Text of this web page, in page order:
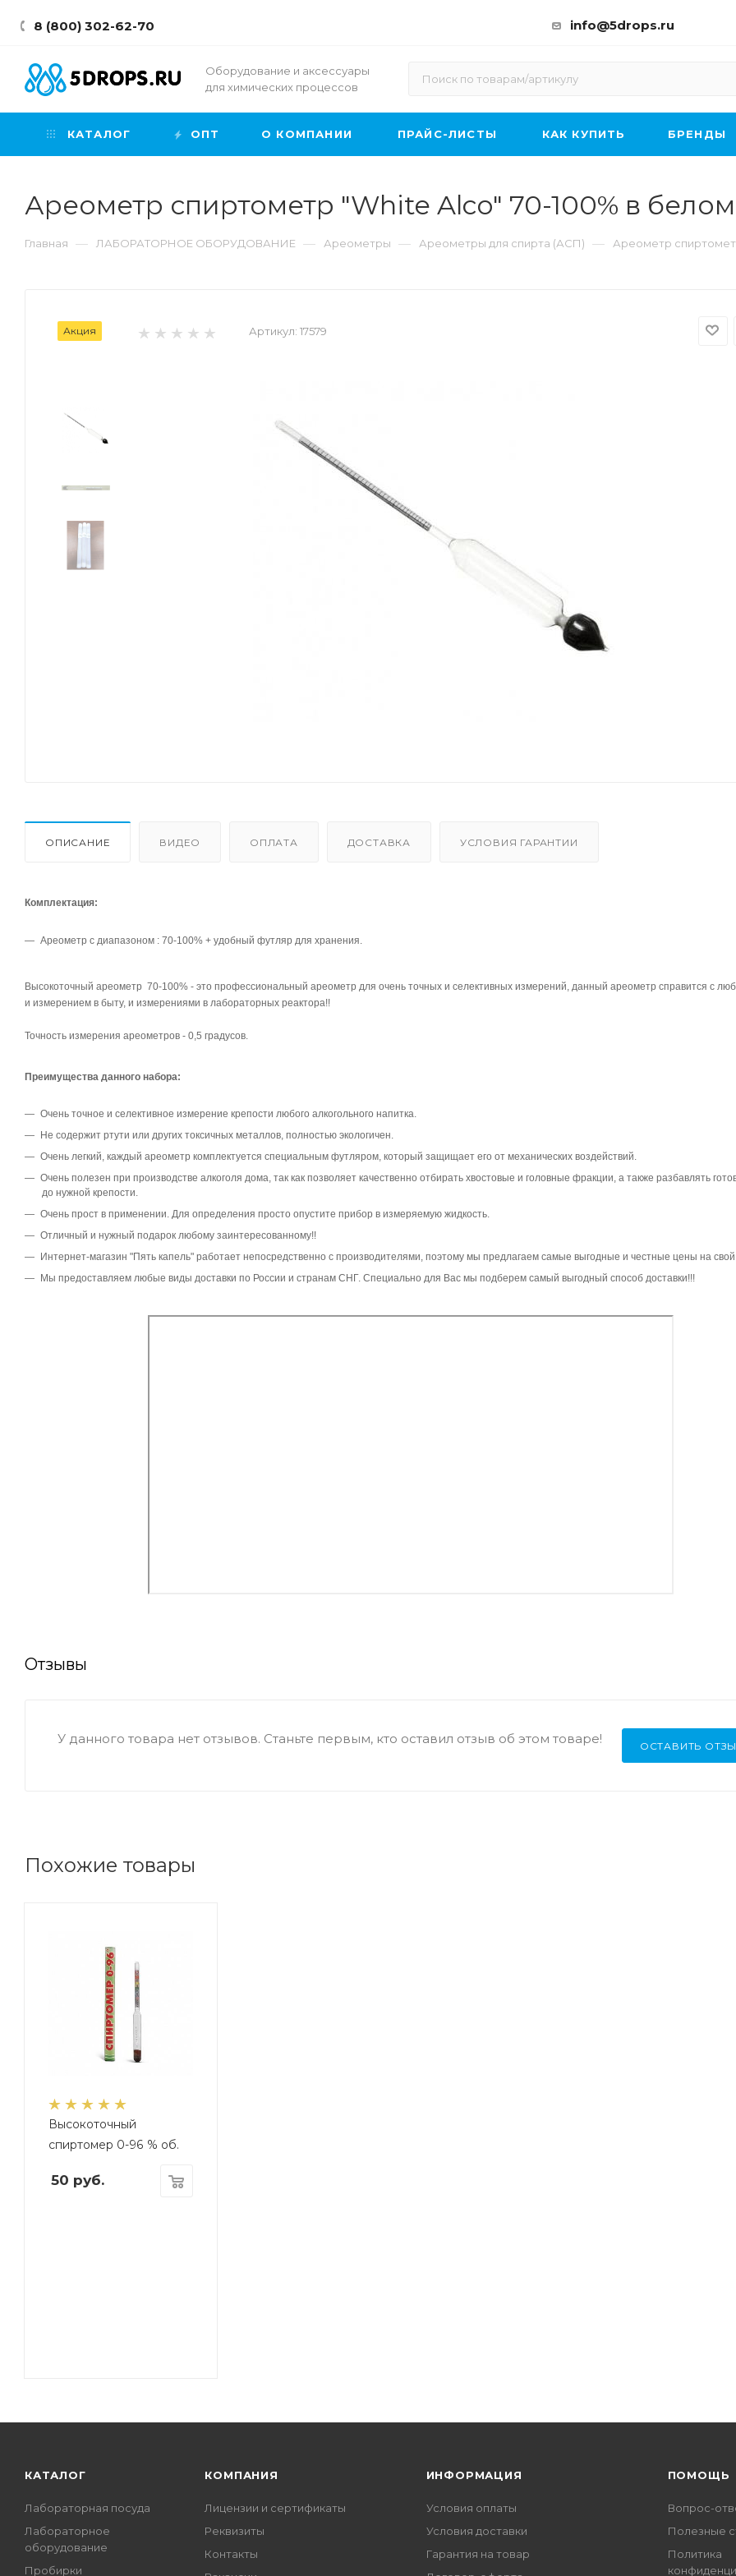
8 (800) 302-62-70 info@5drops.ru
Оборудование и аксессуары
для химических процессов
КАТАЛОГ ОПТ О КОМПАНИИ ПРАЙС-ЛИСТЫ КАК КУПИТЬ БРЕНДЫ
Ареометр спиртометр "White Alco" 70-100% в
Главная — ЛАБОРАТОРНОЕ ОБОРУДОВАНИЕ — Ареометры — Ареометры для спирта (АСП) — Ареометр
Акция Артикул: 17579
ОПИСАНИЕ ВИДЕО ОПЛАТА ДОСТАВКА УСЛОВИЯ ГАРАНТИИ
Комплектация:
Ареометр с диапазоном : 70-100% + удобный футляр для хранения.
Высокоточный ареометр 70-100% - это профессиональный ареометр для очень точных и селективных измерений, данный ареометр справится с
и измерением в быту, и измерениями в лабораторных реактора!!
Точность измерения ареометров - 0,5 градусов.
Преимущества данного набора:
Очень точное и селективное измерение крепости любого алкогольного напитка.
Не содержит ртути или других токсичных металлов, полностью экологичен.
Очень легкий, каждый ареометр комплектуется специальным футляром, который защищает его от механических воздействий.
Очень полезен при производстве алкоголя дома, так как позволяет качественно отбирать хвостовые и головные фракции, а также разбавлять
до нужной крепости.
Очень прост в применении. Для определения просто опустите прибор в измеряемую жидкость.
Отличный и нужный подарок любому заинтересованному!!
Интернет-магазин "Пять капель" работает непосредственно с производителями, поэтому мы предлагаем самые выгодные и честные цены на свой
Мы предоставляем любые виды доставки по России и странам СНГ. Специально для Вас мы подберем самый выгодный способ доставки!!!
Отзывы
ОСТАВИТЬ
У данного товара нет отзывов. Станьте первым, кто оставил отзыв об этом товаре!
Похожие товары
Высокоточный
спиртомер 0-96 % об.
50 руб.
КАТАЛОГ
Лабораторная посуда
Лабораторное
оборудование
Пробирки
КОМПАНИЯ
Лицензии и сертификаты
Реквизиты
Контакты
ИНФОРМАЦИЯ
Условия оплаты
Условия доставки
Гарантия на товар
ПОМОЩЬ
Вопрос-
Полезные
Политика